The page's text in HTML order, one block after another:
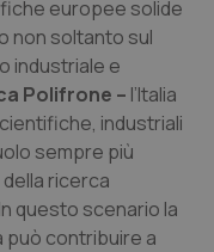
Ulcerosa
europee solide
non soltanto sul
industriale e
Polifrone – l’Italia
industriali
sempre più
ricerca
questo scenario la
può contribuire a